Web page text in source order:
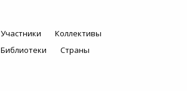
Участники
Коллективы
Библиотеки
Страны